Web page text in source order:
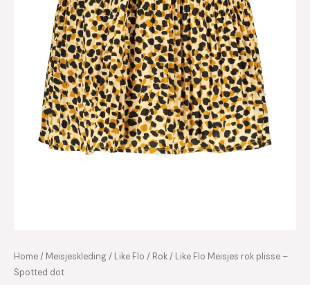
Home/ Meisjeskleding/ Like Flo / Rok/ Like Flo Meisjes rok plisse –
Spotted dot